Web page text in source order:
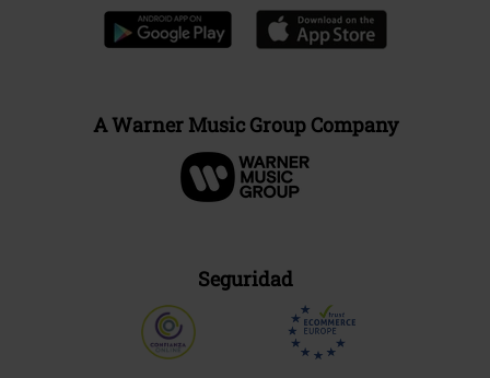
A Warner Music Group Company
Seguridad